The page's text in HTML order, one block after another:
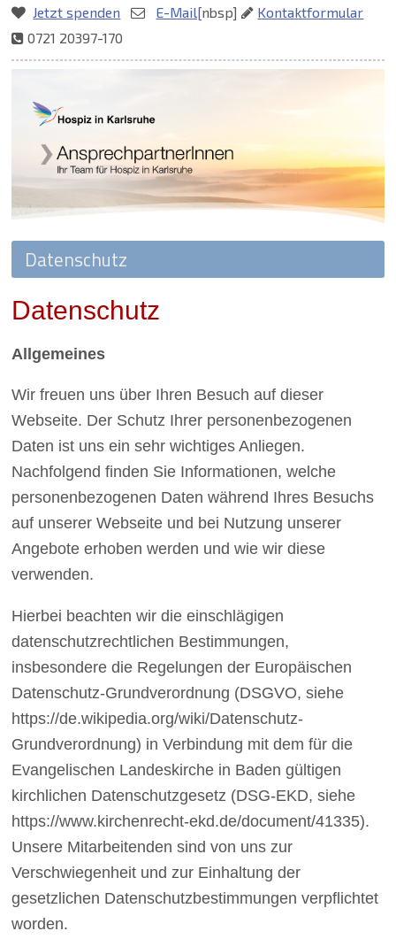
Jetzt spenden E-Mail[nbsp]
Kontaktformular
0721 20397-170
Zielseite
Datenschutz
Allgemeines
Wir freuen uns über Ihren Besuch auf dieser
Webseite. Der Schutz Ihrer personenbezogenen
Daten ist uns ein sehr wichtiges Anliegen.
Nachfolgend finden Sie Informationen, welche
personenbezogenen Daten während Ihres Besuchs
auf unserer Webseite und bei Nutzung unserer
Angebote erhoben werden und wie wir diese
verwenden.
Hierbei beachten wir die einschlägigen
datenschutzrechtlichen Bestimmungen,
insbesondere die Regelungen der Europäischen
Datenschutz-Grundverordnung (DSGVO, siehe
https://de.wikipedia.org/wiki/Datenschutz-
Grundverordnung) in Verbindung mit dem für die
Evangelischen Landeskirche in Baden gültigen
kirchlichen Datenschutzgesetz (DSG-EKD, siehe
https://www.kirchenrecht-ekd.de/document/41335).
Unsere Mitarbeitenden sind von uns zur
Verschwiegenheit und zur Einhaltung der
gesetzlichen Datenschutzbestimmungen verpflichtet
worden.